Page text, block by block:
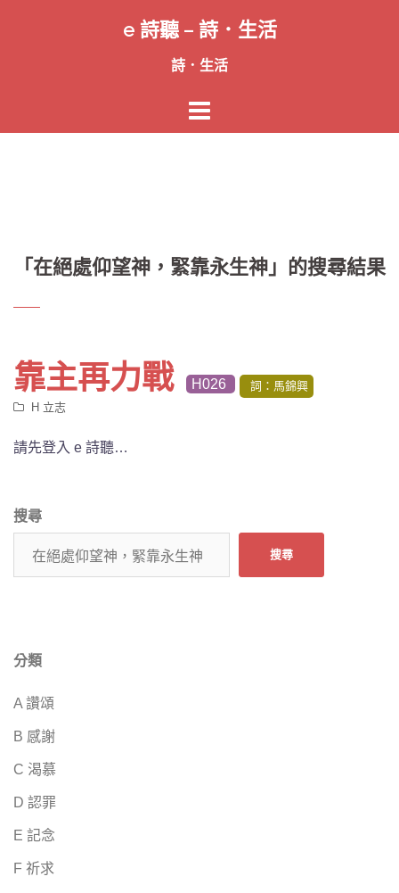
容
e 詩聽 – 詩．生活
詩．生活
「在絕處仰望神，緊靠永生神 」的搜尋結果
靠主再力戰 H026
詞：馬錦興
H 立志
請先登入 e 詩聽…
搜尋
搜尋
分類
A 讚頌
B 感謝
C 渴慕
D 認罪
E 記念
F 祈求